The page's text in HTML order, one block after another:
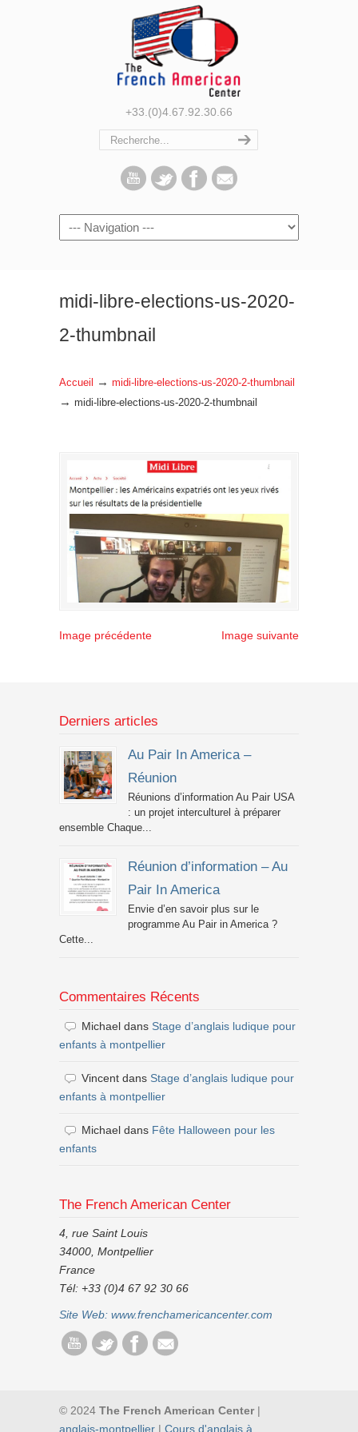
+33.(0)4.67.92.30.66
Navigation
midi-libre-elections-us-2020-
2-thumbnail
Accueil → midi-libre-elections-us-2020-2-thumbnail
→ midi-libre-elections-us-2020-2-thumbnail
Image précédente Image suivante
Derniers articles
Au Pair In America –
Réunion
Réunions d’information Au Pair USA
: un projet interculturel à préparer
ensemble Chaque...
Réunion d’information – Au
Pair In America
Envie d’en savoir plus sur le
programme Au Pair in America ?
Cette...
Commentaires Récents
Michael dans Stage d’anglais ludique pour
enfants à montpellier
Vincent dans Stage d’anglais ludique pour
enfants à montpellier
Michael dans Fête Halloween pour les
enfants
The French American Center
4, rue Saint Louis
34000, Montpellier
France
Tél: +33 (0)4 67 92 30 66
Site Web: www.frenchamericancenter.com
© 2024 The French American Center|
anglais-montpellier | Cours d'anglais à